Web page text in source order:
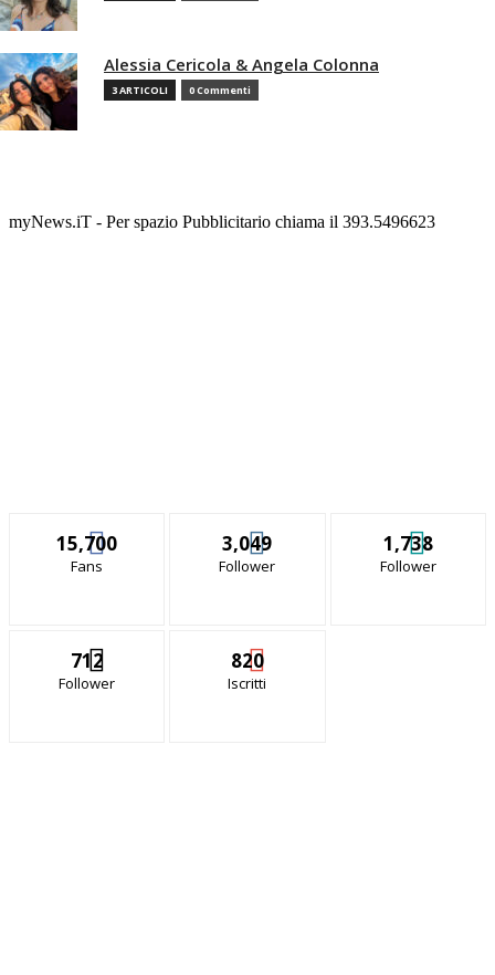
Alessia Cericola & Angela Colonna
3 ARTICOLI 0 Commenti
myNews.iT - Per spazio Pubblicitario chiama il 393.5496623
15,700
Fans
3,049
Follower
1,738
Follower
712
Follower
820
Iscritti